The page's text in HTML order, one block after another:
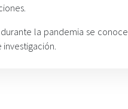
la pandemia se
investigación.